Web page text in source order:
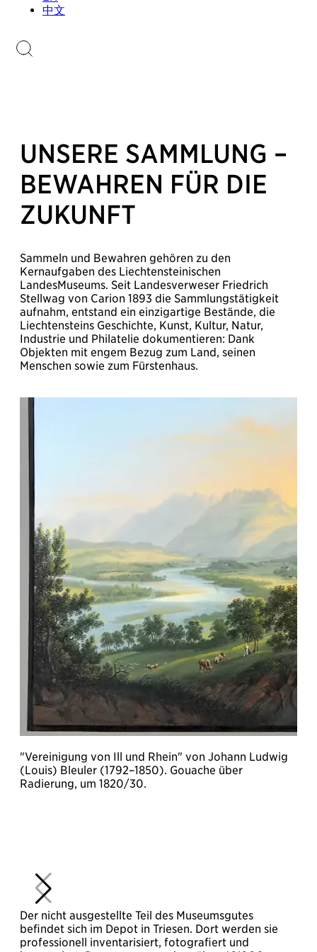
中文
UNSERE SAMMLUNG –
BEWAHREN FÜR DIE
ZUKUNFT
Sammeln und Bewahren gehören zu den
Kernaufgaben des Liechtensteinischen
LandesMuseums. Seit Landesverweser Friedrich
Stellwag von Carion 1893 die Sammlungstätigkeit
aufnahm, entstand ein einzigartige Bestände, die
Liechtensteins Geschichte, Kunst, Kultur, Natur,
Industrie und Philatelie dokumentieren: Dank
Objekten mit engem Bezug zum Land, seinen
Menschen sowie zum Fürstenhaus.
"Vereinigung von Ill und Rhein" von Johann Ludwig
(Louis) Bleuler (1792–1850). Gouache über
Radierung, um 1820/30.
Der nicht ausgestellte Teil des Museumsgutes
befindet sich im Depot in Triesen. Dort werden sie
professionell inventarisiert, fotografiert und